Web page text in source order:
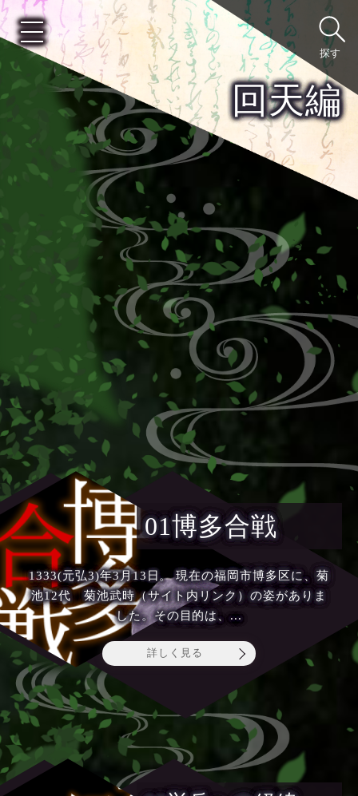
探す
回天編
01博多合戦
1333(元弘3)年3月13日。 現在の福岡市博多区に、菊
池12代 菊池武時（サイト内リンク）の姿がありま
した。その目的は、...
詳しく見る